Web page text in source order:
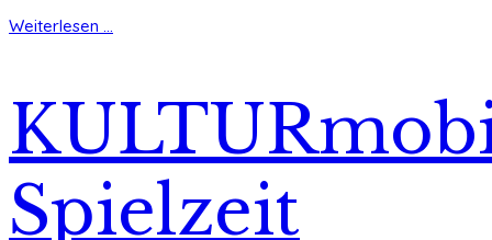
Weiterlesen ...
Spielzeit